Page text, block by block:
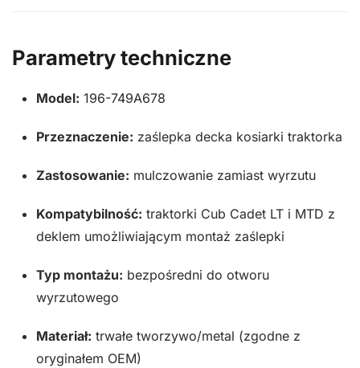
Parametry techniczne
Model: 196-749A678
Przeznaczenie: zaślepka decka kosiarki traktorka
Zastosowanie: mulczowanie zamiast wyrzutu
Kompatybilność: traktorki Cub Cadet LT i MTD z
deklem umożliwiającym montaż zaślepki
Typ montażu: bezpośredni do otworu
wyrzutowego
Materiał: trwałe tworzywo/metal (zgodne z
oryginałem OEM)